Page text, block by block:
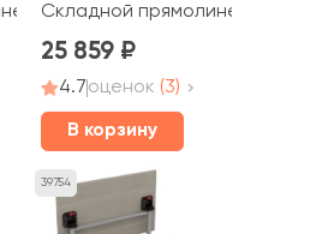
стол СИМПЛ / SIMPLE
Складной прямолинейный стол
25 859
4.7оценок (3)
В корзину
39754